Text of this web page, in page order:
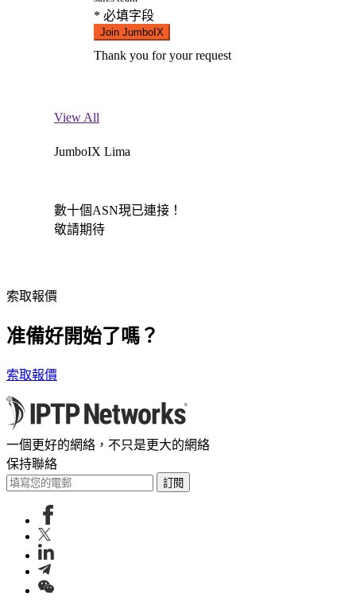
* 必填字段
Join JumboIX
Thank you for your request
View All
JumboIX Lima
數十個ASN現已連接！
敬請期待
索取報價
准備好開始了嗎？
索取報價
一個更好的網絡，不只是更大的網絡
保持聯絡
訂閱